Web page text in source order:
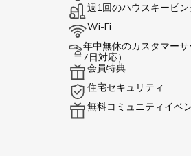
週1回のハウスキーピン
Wi-Fi
年中無休のカスタマー
7日対応）
会員特典
住宅セキュリティ
無料コミュニティイベ